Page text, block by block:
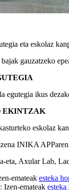
eta eskolaz
gauzatzeko
egutegia ikus
EKINTZAK
eskolaz
INIKA
eta, Axular Lab,
emateak esteka
emateak esteka